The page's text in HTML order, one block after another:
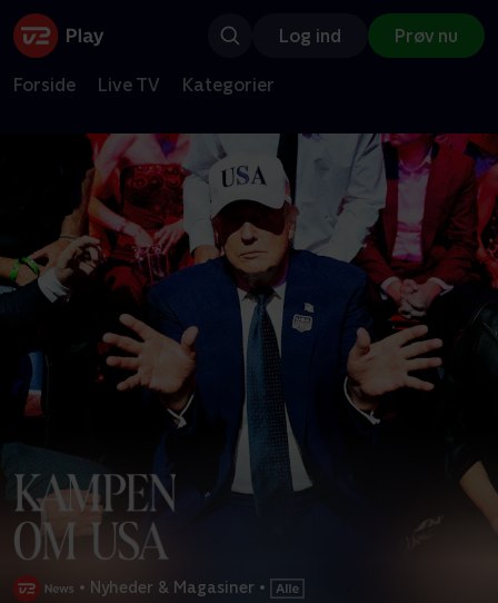
Log ind Prøv nu
Forside Live TV Kategorier
• Nyheder & Magasiner •